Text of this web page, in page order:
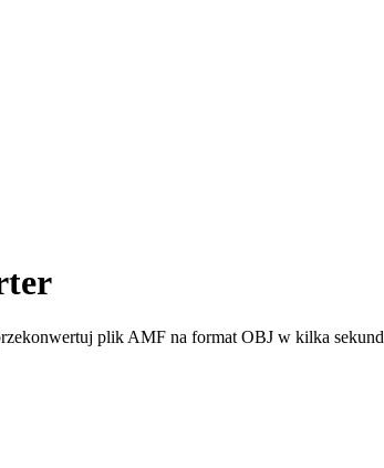
plik AMF na format OBJ w kilka sekund